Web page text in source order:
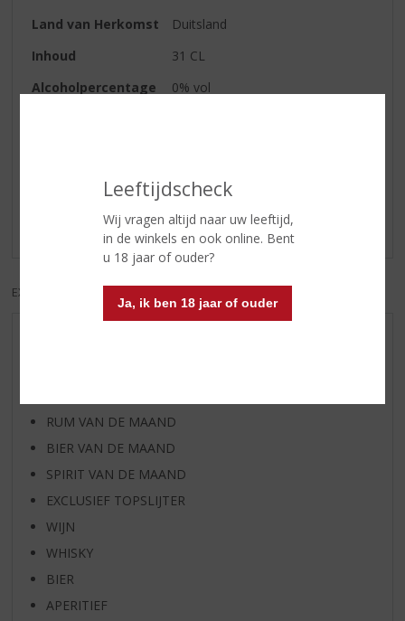
Leeftijdscheck
Wij vragen altijd naar uw leeftijd,
in de winkels en ook online. Bent
u 18 jaar of ouder?
Ja, ik ben 18 jaar of ouder
Land van Herkomst
Duitsland
Inhoud
31 CL
Alcoholpercentage
0% vol
Schrijf een review
Er zijn nog geen reviews geplaatst voor dit product
EXCL. BTW
RUM VAN DE MAAND
BIER VAN DE MAAND
SPIRIT VAN DE MAAND
EXCLUSIEF TOPSLIJTER
WIJN
WHISKY
BIER
APERITIEF